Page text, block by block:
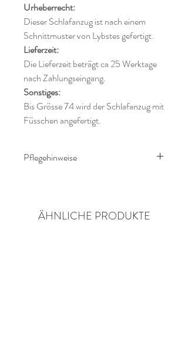
Urheberrecht:
Dieser Schlafanzug ist nach einem
Schnittmuster von Lybstes gefertigt.
Lieferzeit:
Die Lieferzeit beträgt ca 25 Werktage
nach Zahlungseingang.
Sonstiges:
Bis Grösse 74 wird der Schlafanzug mit
Füsschen angefertigt.
Pflegehinweise
Kein Trockner und bleichen.
ÄHNLICHE PRODUKTE